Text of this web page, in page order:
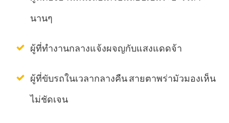
นานๆ
ผู้ที่ทำงานกลางแจ้งผจญกับแสงแดดจ้า
ผู้ที่ขับรถในเวลากลางคืน สายตาพร่ามัวมองเห็น
ไม่ชัดเจน